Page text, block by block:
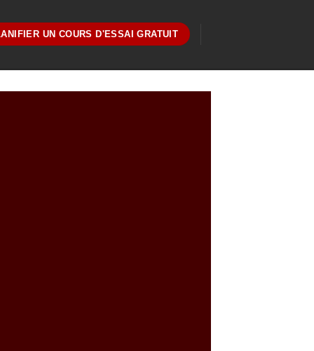
UN COURS D'ESSAI GRATUIT